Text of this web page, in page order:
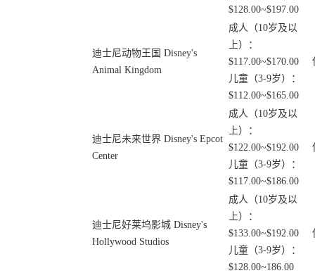
$128.00~$197.00
迪士尼动物王国 Disney's
Animal Kingdom
成人（10岁及以
上）：
$117.00~$170.00
儿童（3-9岁）：
$112.00~$165.00
迪士尼未来世界 Disney's Epcot
Center
成人（10岁及以
上）：
$122.00~$192.00
儿童（3-9岁）：
$117.00~$186.00
迪士尼好莱坞影城 Disney's
Hollywood Studios
成人（10岁及以
上）：
$133.00~$192.00
儿童（3-9岁）：
$128.00~186.00